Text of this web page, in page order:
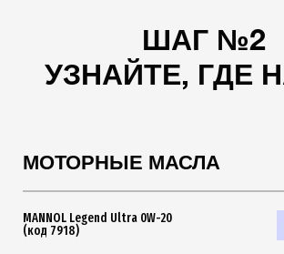
ШАГ №2
УЗНАЙТЕ, ГДЕ
МОТОРНЫЕ МАСЛА
MANNOL Legend Ultra 0W-20
(код 7918)